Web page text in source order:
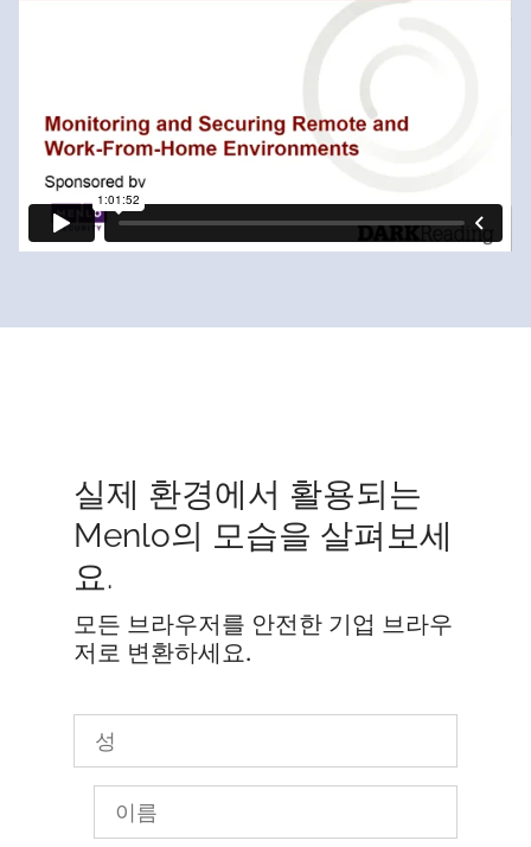
실제 환경에서 활용되는
Menlo의 모습을 살펴보세
요.
모든 브라우저를 안전한 기업 브라우
저로 변환하세요.